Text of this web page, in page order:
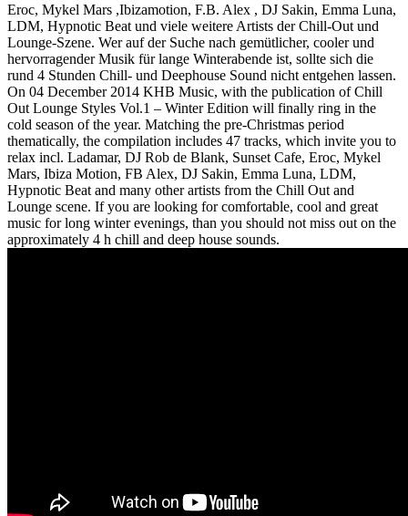
Eroc, Mykel Mars ,Ibizamotion, F.B. Alex , DJ Sakin, Emma Luna,
LDM, Hypnotic Beat und viele weitere Artists der Chill-Out und
Lounge-Szene. Wer auf der Suche nach gemütlicher, cooler und
hervorragender Musik für lange Winterabende ist, sollte sich die
rund 4 Stunden Chill- und Deephouse Sound nicht entgehen lassen.
On 04 December 2014 KHB Music, with the publication of Chill
Out Lounge Styles Vol.1 – Winter Edition will finally ring in the
cold season of the year. Matching the pre-Christmas period
thematically, the compilation includes 47 tracks, which invite you to
relax incl. Ladamar, DJ Rob de Blank, Sunset Cafe, Eroc, Mykel
Mars, Ibiza Motion, FB Alex, DJ Sakin, Emma Luna, LDM,
Hypnotic Beat and many other artists from the Chill Out and
Lounge scene. If you are looking for comfortable, cool and great
music for long winter evenings, than you should not miss out on the
approximately 4 h chill and deep house sounds.